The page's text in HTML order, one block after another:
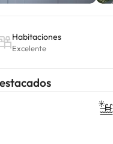
Habitaciones
Excelente